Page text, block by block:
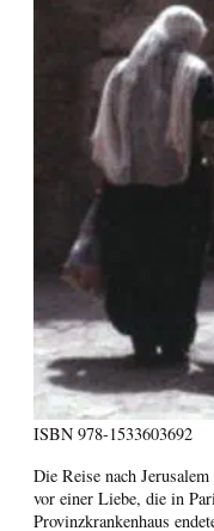
ISBN 978-1533603692
Die Reise nach
vor einer Liebe, die in
Provinzkrankenhaus